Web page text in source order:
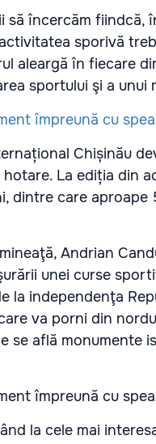
să încercăm fiindcă,
sporivă
aleargă în fiecare
sportului şi a unui
Chișinău
La ediția din
dintre care
Andrian
unei curse
la independenţa
va porni din
se află monumente
la cele mai